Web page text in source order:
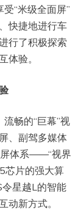
“米级全面屏”
快捷地进行车
行了积极探索
体验。
畅的“巨幕”视
、副驾多媒体
体系——“视界
芯片的强大算
星越L的智能
动新方式。